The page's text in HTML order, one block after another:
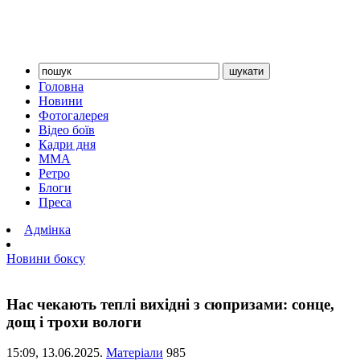
Головна
Новини
Фотогалерея
Відео боїв
Кадри дня
ММА
Ретро
Блоги
Преса
Адмінка
Новини боксу
Нас чекають теплі вихідні з сюпризами: сонце,
дощ і трохи вологи
15:09, 13.06.2025. Матеріали 985